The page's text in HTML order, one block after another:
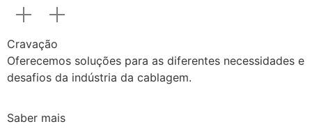
Cravação
Oferecemos soluções para as diferentes necessidades e
desafios da indústria da cablagem.
Saber mais